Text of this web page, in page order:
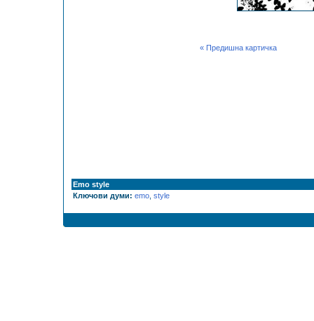
« Предишна картичка
Emo style
Ключови думи: emo style